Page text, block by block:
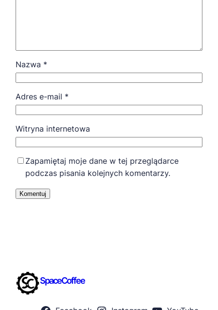
Nazwa *
Adres e-mail *
Witryna internetowa
Zapamiętaj moje dane w tej przeglądarce
podczas pisania kolejnych komentarzy.
SpaceCoffee